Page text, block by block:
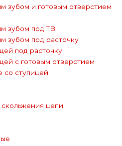
зубом и готовым отверстием
зубом под TB
зубом под расточку
под расточку
с готовым отверстием
со ступицей
цепи